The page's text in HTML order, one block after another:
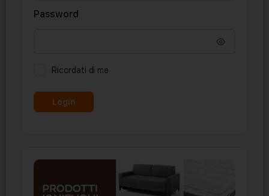
Password
Ricordati di me